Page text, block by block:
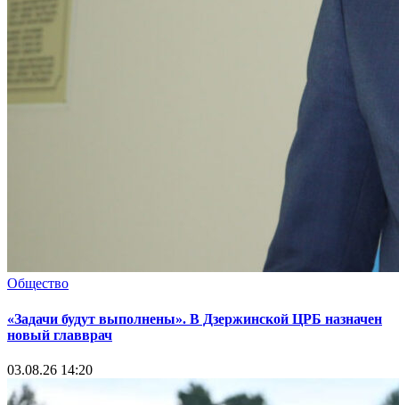
Общество
«Задачи будут выполнены». В Дзержинской ЦРБ назначен
новый главврач
03.08.26 14:20